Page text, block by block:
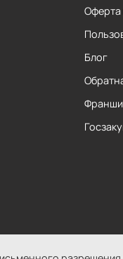
Оферта
Блог